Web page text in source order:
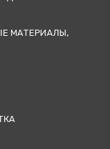
МАТЕРИАЛЫ,